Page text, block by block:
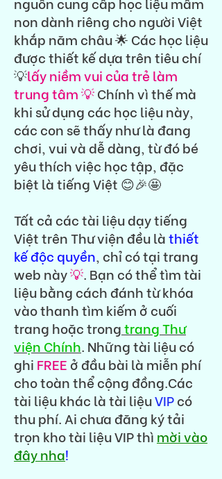
non dành riêng cho người Việt
khắp năm châu 🌟 Các học liệu
được thiết kế dựa trên tiêu chí
💡lấy niềm vui của trẻ làm
trung tâm 💡Chính vì thế mà
khi sử dụng các học liệu này,
các con sẽ thấy như là đang
chơi, vui và dễ dàng, từ đó bé
yêu thích việc học tập, đặc
biệt là tiếng Việt 😊🎉🤩
Tất cả các tài liệu dạy tiếng
Việt trên Thư viện đều làthiết
kế độc quyền , chỉ có tại trang
web này💡 . Bạn có thể tìm tài
liệu bằng cách đánh từ khóa
vào thanh tìm kiếm ở cuối
trang hoặc trongtrang Thư
viện Chính . Những tài liệu có
ghi FREE ở đầu bài là miễn phí
cho toàn thể cộng đồng.Các
tài liệu khác là tài liệuVIPcó
thu phí. Ai chưa đăng ký tải
trọn kho tài liệu VIP thì mời vào
đây nha!